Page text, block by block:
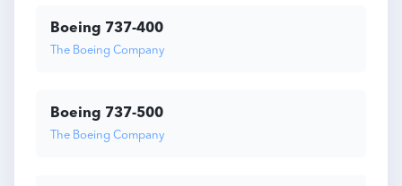
Boeing 737-400
The Boeing Company
Boeing 737-500
The Boeing Company